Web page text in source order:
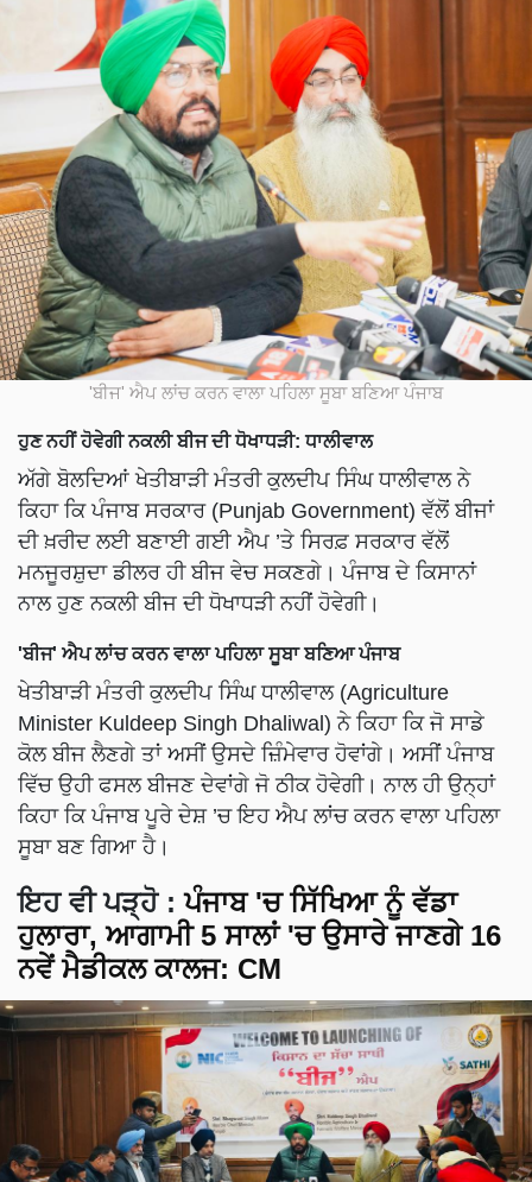
'ਬੀਜ' ਐਪ ਲਾਂਚ ਕਰਨ ਵਾਲਾ ਪਹਿਲਾ ਸੂਬਾ ਬਣਿਆ ਪੰਜਾਬ
ਹੁਣ ਨਹੀਂ ਹੋਵੇਗੀ ਨਕਲੀ ਬੀਜ ਦੀ ਧੋਖਾਧੜੀ: ਧਾਲੀਵਾਲ
ਅੱਗੇ ਬੋਲਦਿਆਂ ਖੇਤੀਬਾੜੀ ਮੰਤਰੀ ਕੁਲਦੀਪ ਸਿੰਘ ਧਾਲੀਵਾਲ ਨੇ
ਕਿਹਾ ਕਿ ਪੰਜਾਬ ਸਰਕਾਰ (Punjab Government) ਵੱਲੋਂ ਬੀਜਾਂ
ਦੀ ਖ਼ਰੀਦ ਲਈ ਬਣਾਈ ਗਈ ਐਪ ’ਤੇ ਸਿਰਫ਼ ਸਰਕਾਰ ਵੱਲੋਂ
ਮਨਜੂਰਸ਼ੁਦਾ ਡੀਲਰ ਹੀ ਬੀਜ ਵੇਚ ਸਕਣਗੇ। ਪੰਜਾਬ ਦੇ ਕਿਸਾਨਾਂ
ਨਾਲ ਹੁਣ ਨਕਲੀ ਬੀਜ ਦੀ ਧੋਖਾਧੜੀ ਨਹੀਂ ਹੋਵੇਗੀ।
'ਬੀਜ' ਐਪ ਲਾਂਚ ਕਰਨ ਵਾਲਾ ਪਹਿਲਾ ਸੂਬਾ ਬਣਿਆ ਪੰਜਾਬ
ਖੇਤੀਬਾੜੀ ਮੰਤਰੀ ਕੁਲਦੀਪ ਸਿੰਘ ਧਾਲੀਵਾਲ (Agriculture
Minister Kuldeep Singh Dhaliwal) ਨੇ ਕਿਹਾ ਕਿ ਜੋ ਸਾਡੇ
ਕੋਲ ਬੀਜ ਲੈਣਗੇ ਤਾਂ ਅਸੀਂ ਉਸਦੇ ਜ਼ਿੰਮੇਵਾਰ ਹੋਵਾਂਗੇ। ਅਸੀਂ ਪੰਜਾਬ
ਵਿੱਚ ਉਹੀ ਫਸਲ ਬੀਜਣ ਦੇਵਾਂਗੇ ਜੋ ਠੀਕ ਹੋਵੇਗੀ। ਨਾਲ ਹੀ ਉਨ੍ਹਾਂ
ਕਿਹਾ ਕਿ ਪੰਜਾਬ ਪੂਰੇ ਦੇਸ਼ ’ਚ ਇਹ ਐਪ ਲਾਂਚ ਕਰਨ ਵਾਲਾ ਪਹਿਲਾ
ਸੂਬਾ ਬਣ ਗਿਆ ਹੈ।
ਇਹ ਵੀ ਪੜ੍ਹੋ :ਪੰਜਾਬ 'ਚ ਸਿੱਖਿਆ ਨੂੰ ਵੱਡਾ
ਹੁਲਾਰਾ, ਆਗਾਮੀ 5 ਸਾਲਾਂ 'ਚ ਉਸਾਰੇ ਜਾਣਗੇ 16
ਨਵੇਂ ਮੈਡੀਕਲ ਕਾਲਜ: CM